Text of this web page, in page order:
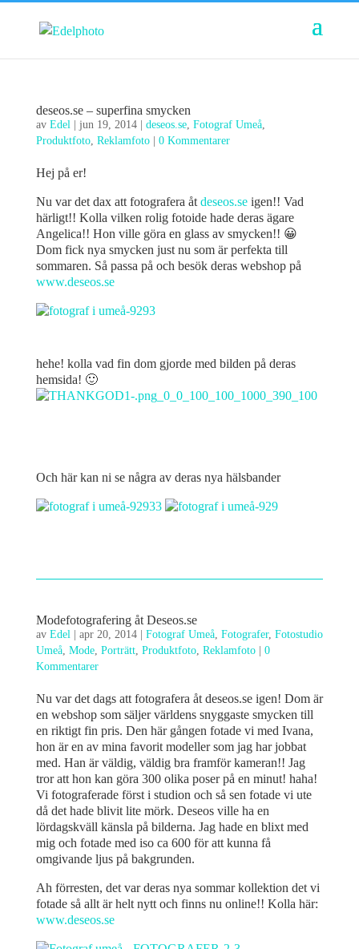
deseos.se – superfina smycken
av Edel| jun 19, 2014| deseos.se, Fotograf Umeå,
Produktfoto, Reklamfoto| 0 Kommentarer
Hej på er!
Nu var det dax att fotografera åt deseos.seigen!! Vad
härligt!! Kolla vilken rolig fotoide hade deras ägare
Angelica!! Hon ville göra en glass av smycken!! 😀
Dom fick nya smycken just nu som är perfekta till
sommaren. Så passa på och besök deras webshop på
www.deseos.se
hehe! kolla vad fin dom gjorde med bilden på deras
hemsida! 🙂
Och här kan ni se några av deras nya hälsbander
Modefotografering åt Deseos.se
av Edel| apr 20, 2014| Fotograf Umeå, Fotografer, Fotostudio
Umeå, Mode, Porträtt, Produktfoto, Reklamfoto| 0
Kommentarer
Nu var det dags att fotografera åt deseos.se igen! Dom är
en webshop som säljer världens snyggaste smycken till
en riktigt fin pris. Den här gången fotade vi med Ivana,
hon är en av mina favorit modeller som jag har jobbat
med. Han är väldig, väldig bra framför kameran!! Jag
tror att hon kan göra 300 olika poser på en minut! haha!
Vi fotograferade först i studion och så sen fotade vi ute
då det hade blivit lite mörk. Deseos ville ha en
lördagskväll känsla på bilderna. Jag hade en blixt med
mig och fotade med iso ca 600 för att kunna få
omgivande ljus på bakgrunden.
Ah förresten, det var deras nya sommar kollektion det vi
fotade så allt är helt nytt och finns nu online!! Kolla här:
www.deseos.se